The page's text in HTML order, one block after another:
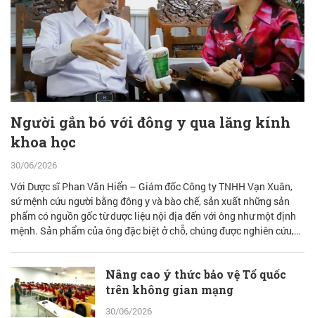
Người gắn bó với đông y qua lăng kính
khoa học
30/06/2026
Với Dược sĩ Phan Văn Hiển – Giám đốc Công ty TNHH Vạn Xuân,
sứ mệnh cứu người bằng đông y và bào chế, sản xuất những sản
phẩm có nguồn gốc từ dược liệu nội địa đến với ông như một định
mệnh. Sản phẩm của ông đặc biệt ở chỗ, chúng được nghiên cứu,
Nâng cao ý thức bảo vệ Tổ quốc
trên không gian mạng
30/06/2026